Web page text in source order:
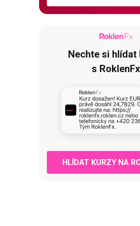
Nechte si hlídat
s RoklenFx
HLÍDAT KURZY NA